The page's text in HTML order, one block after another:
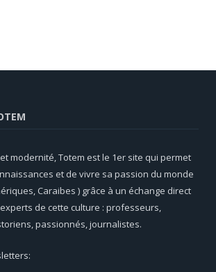
modernité, Totem est le 1er site qui permet
et de vivre sa passion du monde
Caraibes ) grâce à un échange direct
de cette culture : professeurs,
passionnés, journalistes.